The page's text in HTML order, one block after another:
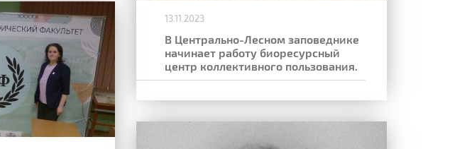
13.11.2023
В Центрально-Лесном заповеднике
начинает работу биоресурсный
центр коллективного пользования.